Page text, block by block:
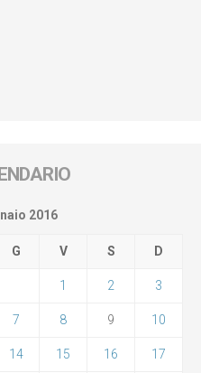
2016
G V S D
1 2 3
7 8 9 10
14 15 16 17